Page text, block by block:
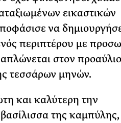
εικαστικών
να
περιπτέρου με
στον
τεσσάρων μηνών.
και καλύτερη την
της